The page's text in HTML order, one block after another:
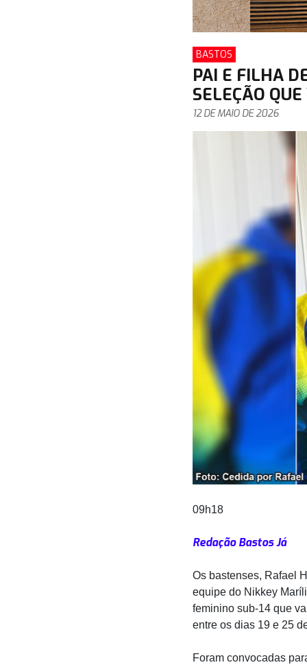
BASTOS
PAI E FILHA
SELEÇÃO
12 DE MAIO DE 2026
09h18
Redação Bastos Já
Os bastenses, Rafael
equipe do Nikkey
feminino sub-14 que
entre os dias 19 e 25
Foram convocadas